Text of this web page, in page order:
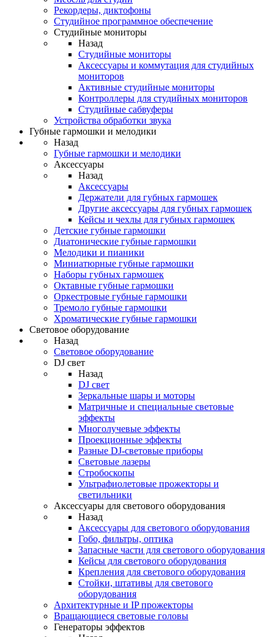
Рекордеры, диктофоны
Студийное программное обеспечение
Студийные мониторы
Назад
Студийные мониторы
Аксессуары и коммутация для студийных
мониторов
Активные студийные мониторы
Контроллеры для студийных мониторов
Студийные сабвуферы
Устройства обработки звука
Губные гармошки и мелодики
Назад
Губные гармошки и мелодики
Аксессуары
Назад
Аксессуары
Держатели для губных гармошек
Другие аксессуары для губных гармошек
Кейсы и чехлы для губных гармошек
Детские губные гармошки
Диатонические губные гармошки
Мелодики и пианики
Миниатюрные губные гармошки
Наборы губных гармошек
Октавные губные гармошки
Оркестровые губные гармошки
Тремоло губные гармошки
Хроматические губные гармошки
Световое оборудование
Назад
Световое оборудование
DJ свет
Назад
DJ свет
Зеркальные шары и моторы
Матричные и специальные световые
эффекты
Многолучевые эффекты
Проекционные эффекты
Разные DJ-световые приборы
Световые лазеры
Стробоскопы
Ультрафиолетовые прожекторы и
светильники
Аксессуары для светового оборудования
Назад
Аксессуары для светового оборудования
Гобо, фильтры, оптика
Запасные части для светового оборудования
Кейсы для светового оборудования
Крепления для светового оборудования
Стойки, штативы для светового
оборудования
Архитектурные и IP прожекторы
Вращающиеся световые головы
Генераторы эффектов